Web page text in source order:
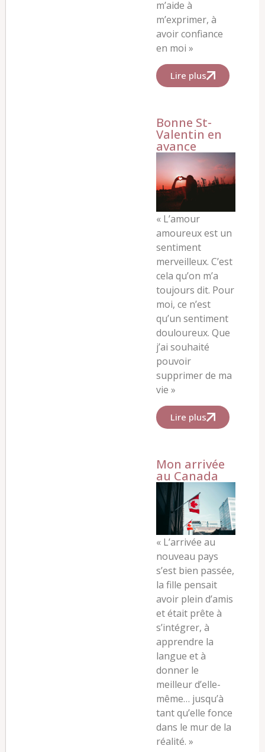
m’aide à
m’exprimer, à
avoir confiance
en moi »
Lire plus
Bonne St-
Valentin en
avance
« L’amour
amoureux est un
sentiment
merveilleux. C’est
cela qu’on m’a
toujours dit. Pour
moi, ce n’est
qu’un sentiment
douloureux. Que
j’ai souhaité
pouvoir
supprimer de ma
vie »
Lire plus
Mon arrivée
au Canada
« L’arrivée au
nouveau pays
s’est bien passée,
la fille pensait
avoir plein d’amis
et était prête à
s’intégrer, à
apprendre la
langue et à
donner le
meilleur d’elle-
même… jusqu’à
tant qu’elle fonce
dans le mur de la
réalité. »